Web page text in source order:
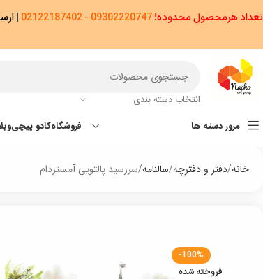
انتخاب دسته بندی
مرور دسته ها فروشگاهکادو پیچی
خانه دفتر و دفترچه سالنامه سررسید پالتویی آمستردام
-100%
فروخته شده
تعداد هرمحصول محدوده!09302220747 - 02122187402
|